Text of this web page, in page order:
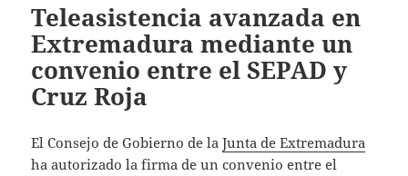
Teleasistencia avanzada en
Extremadura mediante un
convenio entre el SEPAD y
Cruz Roja
El Consejo de Gobierno de laJunta de Extremadura
ha autorizado la firma de un convenio entre el